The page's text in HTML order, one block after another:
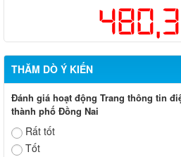
THĂM DÒ Ý KIẾN
Đánh giá hoạt động Trang thông tin
thành phố Đồng Nai
Rất tốt
Tốt